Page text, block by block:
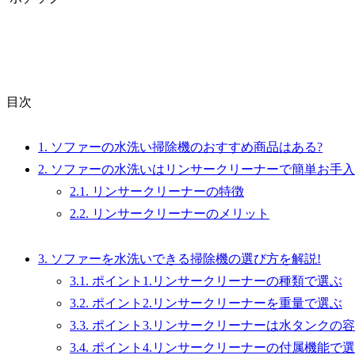
目次
1. ソファーの水洗い掃除機のおすすめ商品はある?
2. ソファーの水洗いはリンサークリーナーで簡単お手
2.1. リンサークリーナーの特徴
2.2. リンサークリーナーのメリット
3. ソファーを水洗いできる掃除機の選び方を解説!
3.1. ポイント1.リンサークリーナーの種類で選ぶ
3.2. ポイント2.リンサークリーナーを重量で選ぶ
3.3. ポイント3.リンサークリーナーは水タンクの
3.4. ポイント4.リンサークリーナーの付属機能で